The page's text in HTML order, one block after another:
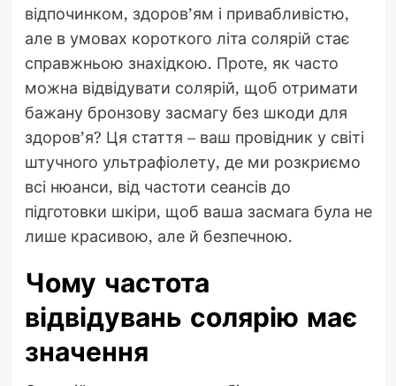
відпочинком, здоров’ям і привабливістю,
але в умовах короткого літа солярій стає
справжньою знахідкою. Проте, як часто
можна відвідувати солярій, щоб отримати
бажану бронзову засмагу без шкоди для
здоров’я? Ця стаття – ваш провідник у світі
штучного ультрафіолету, де ми розкриємо
всі нюанси, від частоти сеансів до
підготовки шкіри, щоб ваша засмага була не
лише красивою, але й безпечною.
Чому частота
відвідувань солярію має
значення